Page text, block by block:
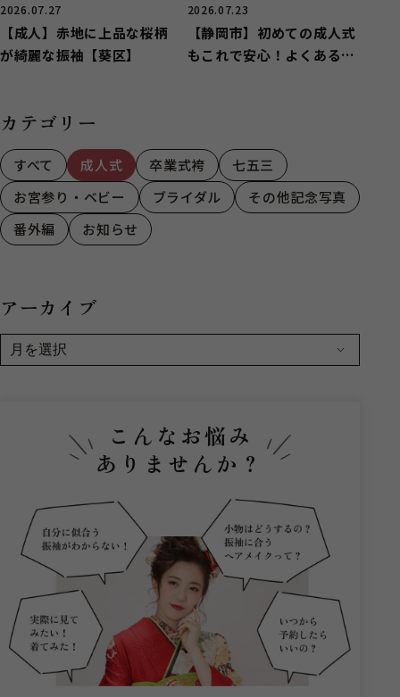
2026.07.27
【成人】赤地に上品な桜柄
が綺麗な振袖【葵区】
2026.07.23
【静岡市】初めての成人式
もこれで安心！よくある質
カテゴリー
すべて 成人式 卒業式袴
七五三
お宮参り・ベビー
ブライダル
その他記念写真
番外編
お知らせ
アーカイブ
こんなお悩み
ありませんか？